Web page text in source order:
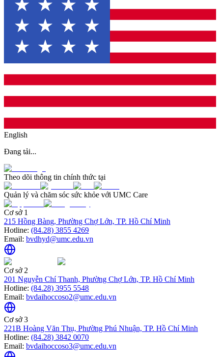
English
Đang tải...
Theo dõi thông tin chính thức tại
Quản lý và chăm sóc sức khỏe với UMC Care
Cơ sở 1
215 Hồng Bàng, Phường Chợ Lớn, TP. Hồ Chí Minh
Hotline: (84.28) 3855 4269
Email: bvdhyd@umc.edu.vn
Cơ sở 2
201 Nguyễn Chí Thanh, Phường Chợ Lớn, TP. Hồ Chí Minh
Hotline: (84.28) 3955 5548
Email: bvdaihoccoso2@umc.edu.vn
Cơ sở 3
221B Hoàng Văn Thụ, Phường Phú Nhuận, TP. Hồ Chí Minh
Hotline: (84.28) 3842 0070
Email: bvdaihoccoso3@umc.edu.vn